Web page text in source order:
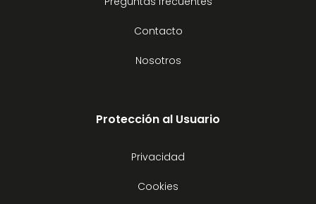
Contacto
Nosotros
Protección al Usuario
Privacidad
Cookies